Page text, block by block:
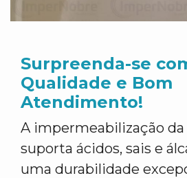
Surpreenda-se
Qualidade e Bom
Atendimento!
A impermeabilização
suporta ácidos, sais e
uma durabilidade